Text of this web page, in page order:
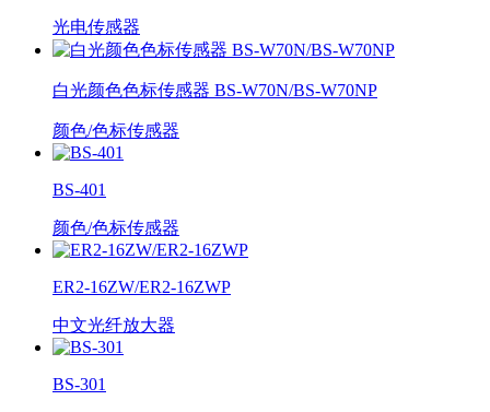
光电传感器
白光颜色色标传感器 BS-W70N/BS-W70NP
颜色/色标传感器
BS-401
颜色/色标传感器
ER2-16ZW/ER2-16ZWP
中文光纤放大器
BS-301